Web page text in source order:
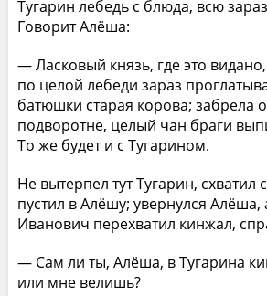
Тугарин лебедь с блюда, всю
Говорит Алёша:
— Ласковый князь, где это
по целой лебеди зараз
батюшки старая корова; забрела
подворотне, целый чан браги
То же будет и с Тугарином.
Не вытерпел тут Тугарин, схватил
пустил в Алёшу; увернулся Алёша,
Иванович перехватил кинжал,
— Сам ли ты, Алёша, в Тугарина
или мне велишь?